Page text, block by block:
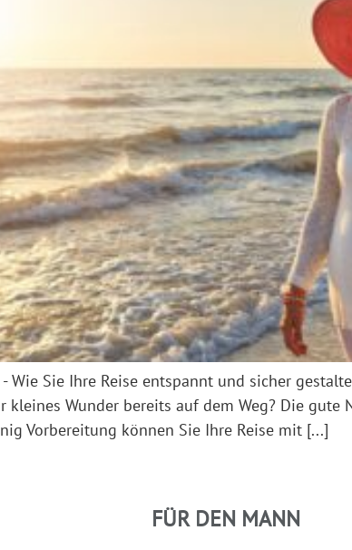
Wie Sie Ihre Reise entspannt und sicher
kleines Wunder bereits auf dem Weg? Die
Vorbereitung können Sie Ihre Reise mit [...]
FÜR DEN MANN